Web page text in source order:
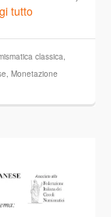
tutto
classica,
, Monetazione